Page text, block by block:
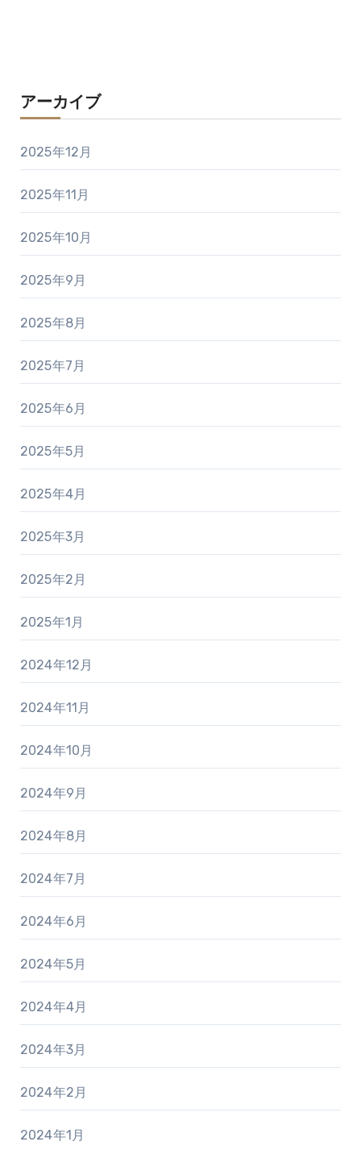
アーカイブ
2025年12月
2025年11月
2025年10月
2025年9月
2025年8月
2025年7月
2025年6月
2025年5月
2025年4月
2025年3月
2025年2月
2025年1月
2024年12月
2024年11月
2024年10月
2024年9月
2024年8月
2024年7月
2024年6月
2024年5月
2024年4月
2024年3月
2024年2月
2024年1月